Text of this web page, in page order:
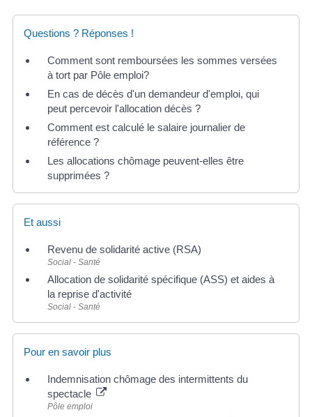
Questions ? Réponses !
Comment sont remboursées les sommes versées
à tort par Pôle emploi?
En cas de décès d'un demandeur d'emploi, qui
peut percevoir l'allocation décès ?
Comment est calculé le salaire journalier de
référence ?
Les allocations chômage peuvent-elles être
supprimées ?
Et aussi
Revenu de solidarité active (RSA)
Social - Santé
Allocation de solidarité spécifique (ASS) et aides à
la reprise d'activité
Social - Santé
Pour en savoir plus
Indemnisation chômage des intermittents du
spectacle
Pôle emploi